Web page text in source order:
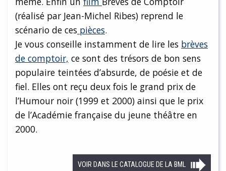
(réalisé par Jean-Michel Ribes) reprend le
scénario de ces pièces.
Je vous conseille instamment de lire les brèves
de comptoir, ce sont des trésors de bon sens
populaire teintées d’absurde, de poésie et de
fiel. Elles ont reçu deux fois le grand prix de
l’Humour noir (1999 et 2000) ainsi que le prix
de l’Académie française du jeune théâtre en
2000.
VOIR DANS LE CATALOGUE DE LA BML